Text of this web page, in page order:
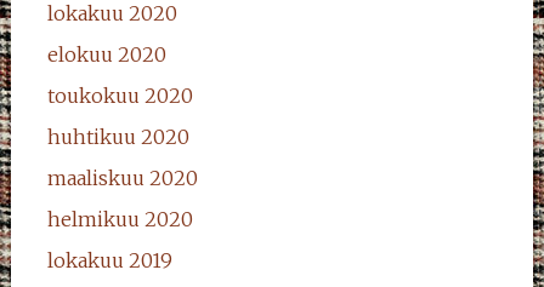
lokakuu 2020
elokuu 2020
toukokuu 2020
huhtikuu 2020
maaliskuu 2020
helmikuu 2020
lokakuu 2019